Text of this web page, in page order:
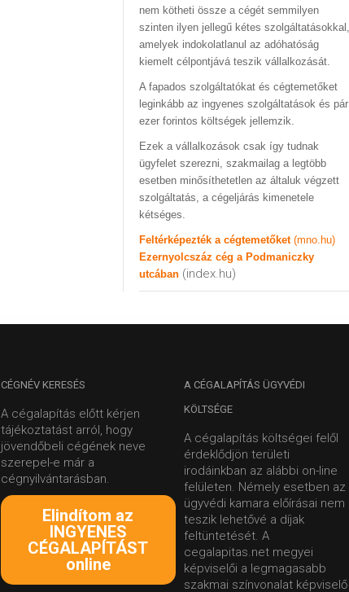
nem kötheti össze a cégét semmilyen
szinten ilyen jellegű kétes szolgáltatásokkal,
amelyek indokolatlanul az adóhatóság
kiemelt célpontjává teszik vállalkozását.
A fapados szolgáltatókat és cégtemetőket
leginkább az ingyenes szolgáltatások és pár
ezer forintos költségek jellemzik.
Ezek a vállalkozások csak így tudnak
ügyfelet szerezni, szakmailag a legtöbb
esetben minősíthetetlen az általuk végzett
szolgáltatás, a cégeljárás kimenetele
kétséges.
Feltérképezték a cégtemetőket (mno.hu)
Ezernyolcszáz cég a Podmaniczky
utcában (index.hu)
CÉGNÉV KERESÉS
A cégalapítás előtt kérjen
tájékoztatást arról, hogy
jövendőbeli cégének neve
szerepel-e már a
cégnyilvántarásban.
Elindítom az
INGYENES
CÉGALAPÍTÁST
online
A CÉGALAPÍTÁS ÜGYVÉDI
KÖLTSÉGE
A cégalapítás költségei felől
érdeklődjön területi
irodáinkban az alábbi on-line
felületen. Némely esetben az
ügyvédi kamara előírásai nem
teszik lehetővé a díjak
feltüntetését. A
cegalapitas.net megyei
képviselői a legmagasabb
szakmai színvonalat képviselő